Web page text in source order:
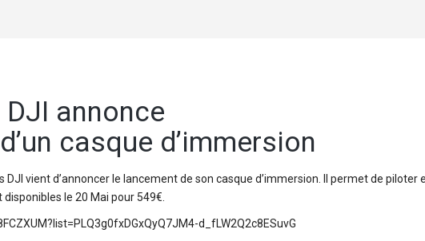
annonce
casque d’immersion
DJI vient d’annoncer le lancement de son casque d’immersion. Il permet de piloter
disponibles le 20 Mai pour 549€.
d_fLW2Q2c8ESuvG